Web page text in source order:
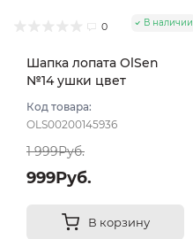
0 В наличии
Шапка лопата OlSen
№14 ушки цвет
Код товара:
OLS00200145936
1 999Руб.
999Руб.
В корзину